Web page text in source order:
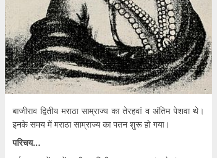
बाजीराव द्वितीय मराठा साम्राज्य का तेरहवां व अंतिम पेशवा थे।
इनके समय में मराठा साम्राज्य का पतन शुरू हो गया।
परिचय…